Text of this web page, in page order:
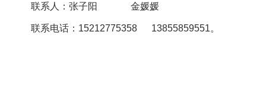
联系人：张子阳 金媛媛
联系电话：15212775358 13855859551。